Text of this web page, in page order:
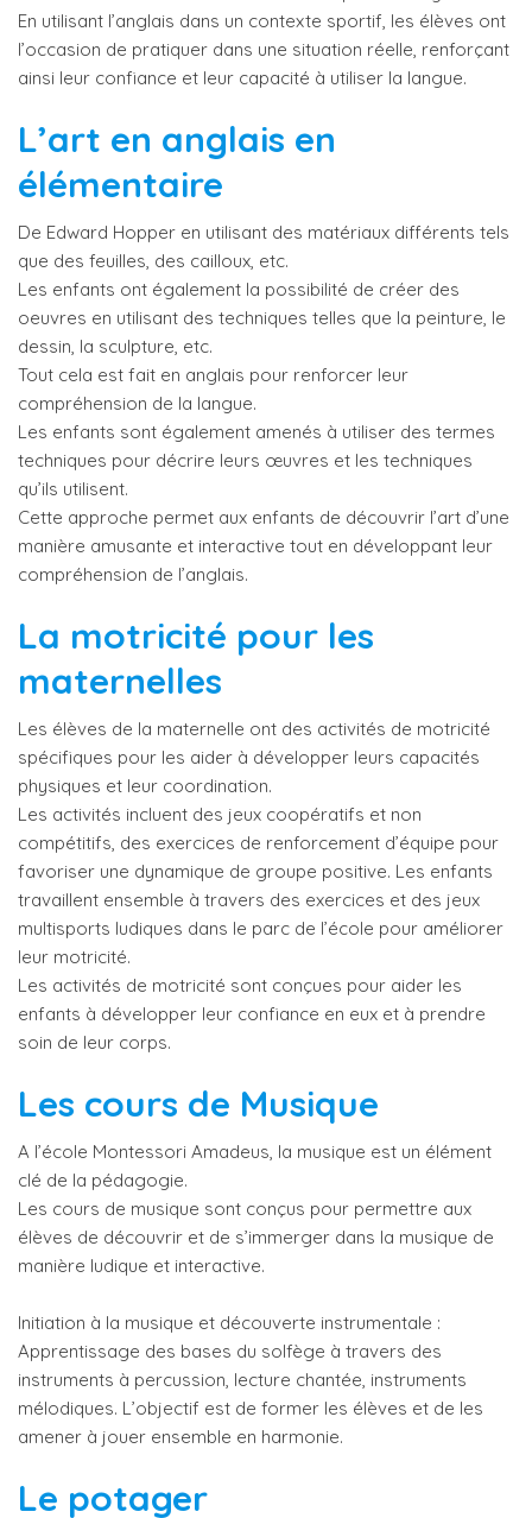
En utilisant l’anglais dans un contexte sportif, les élèves ont
l’occasion de pratiquer dans une situation réelle, renforçant
ainsi leur confiance et leur capacité à utiliser la langue.
L’art en anglais en
élémentaire
De Edward Hopper en utilisant des matériaux différents tels
que des feuilles, des cailloux, etc.
Les enfants ont également la possibilité de créer des
oeuvres en utilisant des techniques telles que la peinture, le
dessin, la sculpture, etc.
Tout cela est fait en anglais pour renforcer leur
compréhension de la langue.
Les enfants sont également amenés à utiliser des termes
techniques pour décrire leurs œuvres et les techniques
qu’ils utilisent.
Cette approche permet aux enfants de découvrir l’art d’une
manière amusante et interactive tout en développant leur
compréhension de l’anglais.
La motricité pour les
maternelles
Les élèves de la maternelle ont des activités de motricité
spécifiques pour les aider à développer leurs capacités
physiques et leur coordination.
Les activités incluent des jeux coopératifs et non
compétitifs, des exercices de renforcement d’équipe pour
favoriser une dynamique de groupe positive. Les enfants
travaillent ensemble à travers des exercices et des jeux
multisports ludiques dans le parc de l’école pour améliorer
leur motricité.
Les activités de motricité sont conçues pour aider les
enfants à développer leur confiance en eux et à prendre
soin de leur corps.
Les cours de Musique
A l’école Montessori Amadeus, la musique est un élément
clé de la pédagogie.
Les cours de musique sont conçus pour permettre aux
élèves de découvrir et de s’immerger dans la musique de
manière ludique et interactive.
Initiation à la musique et découverte instrumentale :
Apprentissage des bases du solfège à travers des
instruments à percussion, lecture chantée, instruments
mélodiques. L’objectif est de former les élèves et de les
amener à jouer ensemble en harmonie.
Le potager